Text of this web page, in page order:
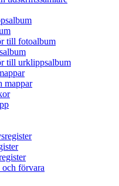
till fotoalbum
till urklippsalbum
mappar
förvara